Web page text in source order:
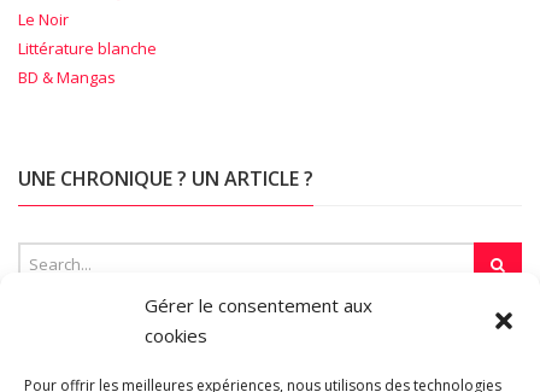
Gérer le consentement aux
cookies
Pour offrir les meilleures expériences, nous utilisons des technologies
Le Noir
Littérature blanche
BD & Mangas
UNE CHRONIQUE ? UN ARTICLE ?
SUR LA TOILE…